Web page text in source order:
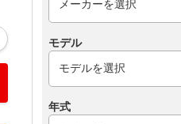
モデル
年式